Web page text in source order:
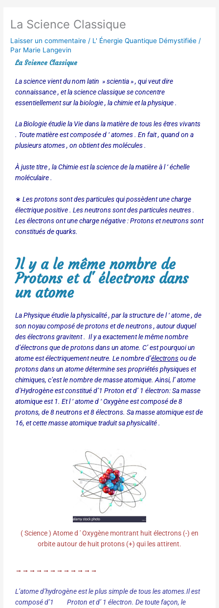
La Science Classique
Laisser un commentaire / L' Énergie Quantique Démystifiée /
Par Marie Langevin
La Science Classique
La science vient du nom latin » scientia » , qui veut dire
connaissance , et la science classique se concentre
essentiellement sur la biologie , la chimie et la physique .
La Biologie étudie la Vie dans la matière de tous les êtres vivants
. Toute matière est composée d ‘ atomes . En fait , quand on a
plusieurs atomes , on obtient des molécules .
À juste titre , la Chimie est la science de la matière à l ‘ échelle
moléculaire .
∗ Les protons sont des particules qui possèdent une charge
électrique positive . Les neutrons sont des particules neutres .
Les électrons ont une charge négative : Protons et neutrons sont
constitués de quarks.
Il y a le même nombre de
Protons et d' électrons dans
un atome
La Physique étudie la physicalité , par la structure de l ‘ atome , de
son noyau composé de protons et de neutrons , autour duquel
des électrons gravitent .Il y a exactement le même nombre
d’électrons que de protons dans un atome. C’ est pourquoi un
atome est électriquement neutre. Le nombre d’électronsou de
protons dans un atome détermine ses propriétés physiques et
chimiques, c’est le nombre de masse atomique. Ainsi, l’ atome
d’Hydrogène est constitué d’1 Proton et d’ 1 électron: Sa masse
atomique est 1. Et l ‘ atome d ‘ Oxygène est composé de 8
protons, de 8 neutrons et 8 électrons. Sa masse atomique est de
16, et cette masse atomique traduit sa physicalité .
( Science ) Atome d ' Oxygène montrant huit électrons (-) en
orbite autour de huit protons (+) qui les attirent.
→→→→→→→→→→→→
L’atome d’hydrogène est le plus simple de tous les atomes.Il est
composé d’1Proton et d’ 1 électron. De toute façon, le